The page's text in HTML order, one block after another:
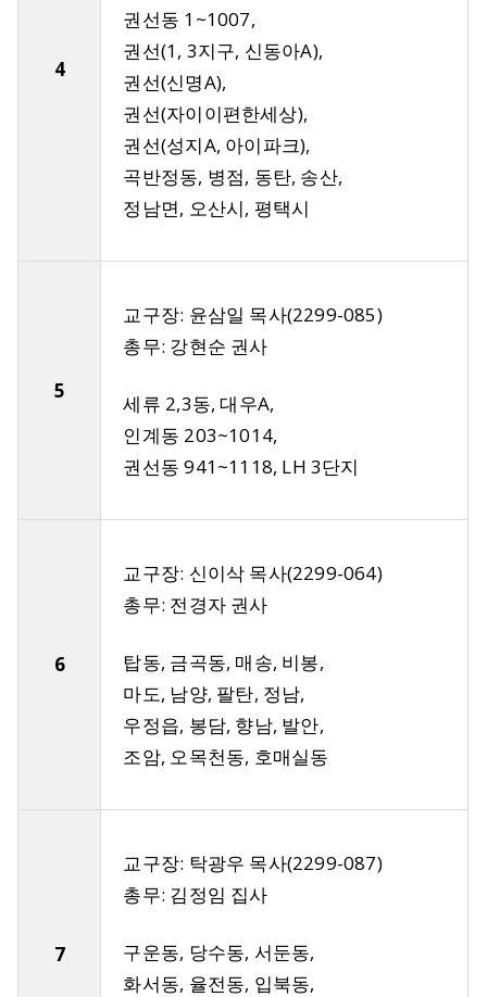
4
권선동 1~1007,
권선(1, 3지구, 신동아A),
권선(신명A),
권선(자이이편한세상),
권선(성지A, 아이파크),
곡반정동, 병점, 동탄, 송산,
정남면, 오산시, 평택시
5
교구장: 윤삼일 목사(2299-085)
총무: 강현순 권사
세류 2,3동, 대우A,
인계동 203~1014,
권선동 941~1118, LH 3단지
6
교구장: 신이삭 목사(2299-064)
총무: 전경자 권사
탑동, 금곡동, 매송, 비봉,
마도, 남양, 팔탄, 정남,
우정읍, 봉담, 향남, 발안,
조암, 오목천동, 호매실동
7
교구장: 탁광우 목사(2299-087)
총무: 김정임 집사
구운동, 당수동, 서둔동,
화서동, 율전동, 입북동,